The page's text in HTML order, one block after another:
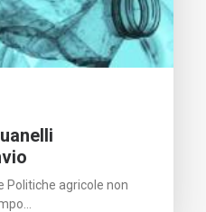
Politiche agricole non